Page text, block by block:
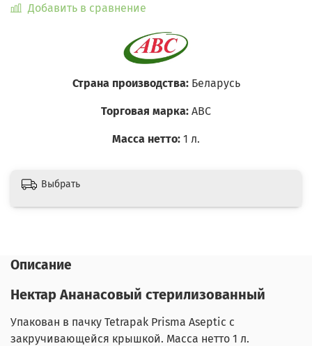
Добавить в сравнение
Страна производства: Беларусь
Торговая марка: АВС
Масса нетто: 1 л.
Выбрать
Описание
Нектар Ананасовый стерилизованный
Упакован в пачку Tetrapak Prisma Aseptic с
закручивающейся крышкой. Масса нетто 1 л.